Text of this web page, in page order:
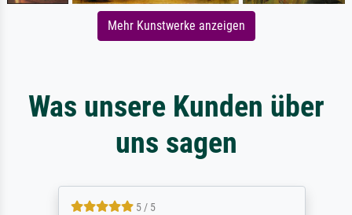
Mehr Kunstwerke anzeigen
Was unsere Kunden über
uns sagen
5 / 5